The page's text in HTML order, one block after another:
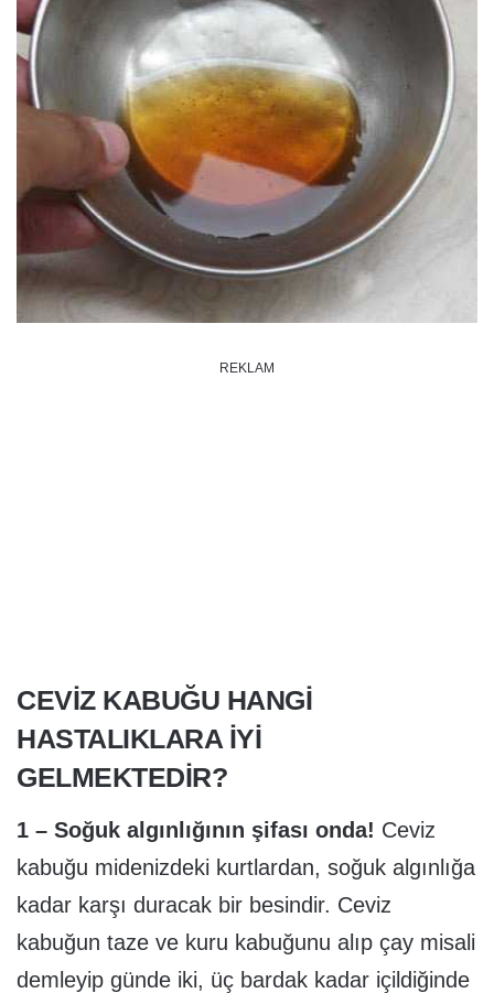
REKLAM
CEVIZ KABUĞU HANGI
HASTALIKLARA IYI
GELMEKTEDIR?
1 – Soğuk algınlığının şifası onda! Ceviz
kabuğu midenizdeki kurtlardan, soğuk algınlığa
kadar karşı duracak bir besindir. Ceviz
kabuğun taze ve kuru kabuğunu alıp çay misali
demleyip günde iki, üç bardak kadar içildiğinde